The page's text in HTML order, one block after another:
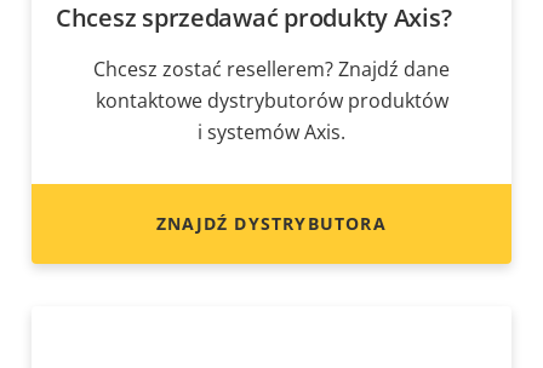
Chcesz sprzedawać produkty Axis?
Chcesz zostać resellerem? Znajdź dane
kontaktowe dystrybutorów produktów
i systemów Axis.
ZNAJDŹ DYSTRYBUTORA